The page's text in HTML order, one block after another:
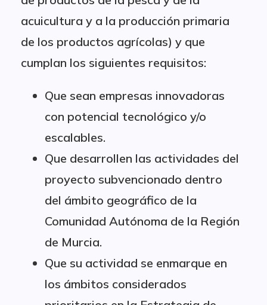
acuicultura y a la producción primaria
de los productos agrícolas) y que
cumplan los siguientes requisitos:
Que sean empresas innovadoras
con potencial tecnológico y/o
escalables.
Que desarrollen las actividades del
proyecto subvencionado dentro
del ámbito geográfico de la
Comunidad Autónoma de la Región
de Murcia.
Que su actividad se enmarque en
los ámbitos considerados